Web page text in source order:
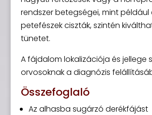
rendszer betegségei, mint például
petefészek ciszták, szintén
tünetet.
A fájdalom lokalizációja és jellege
orvosoknak a diagnózis
Összefoglaló
Az alhasba sugárzó derékfájást